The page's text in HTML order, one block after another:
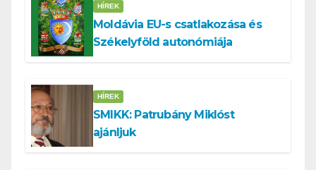
HÍREK
Moldávia EU-s csatlakozása és
Székelyföld autonómiája
HÍREK
SMIKK: Patrubány Miklóst
ajánljuk